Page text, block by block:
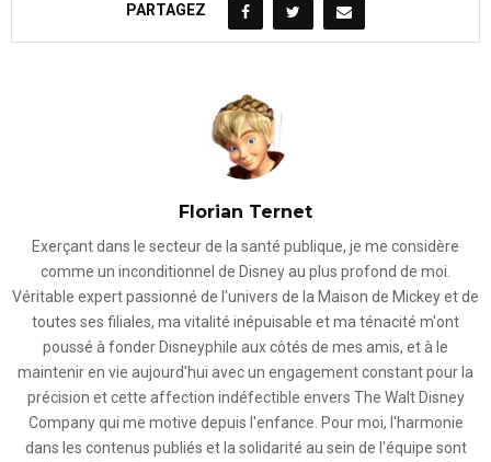
PARTAGEZ
Florian Ternet
Exerçant dans le secteur de la santé publique, je me considère
comme un inconditionnel de Disney au plus profond de moi.
Véritable expert passionné de l'univers de la Maison de Mickey et de
toutes ses filiales, ma vitalité inépuisable et ma ténacité m'ont
poussé à fonder Disneyphile aux côtés de mes amis, et à le
maintenir en vie aujourd'hui avec un engagement constant pour la
précision et cette affection indéfectible envers The Walt Disney
Company qui me motive depuis l'enfance. Pour moi, l'harmonie
dans les contenus publiés et la solidarité au sein de l'équipe sont